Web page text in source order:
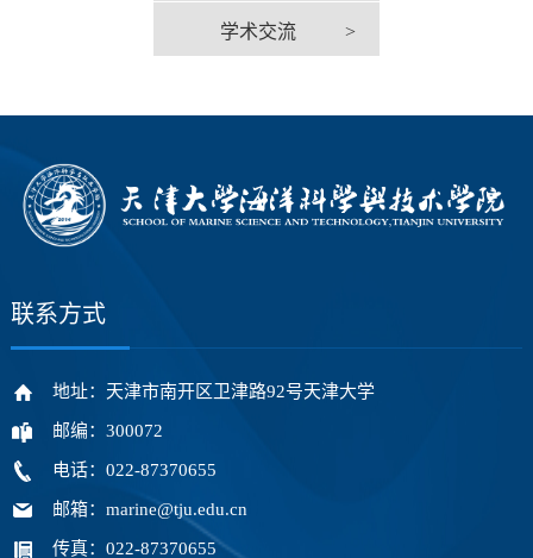
学术交流 >
联系方式
地址：天津市南开区卫津路92号天津大学
邮编：300072
电话：022-87370655
邮箱：marine@tju.edu.cn
传真：022-87370655